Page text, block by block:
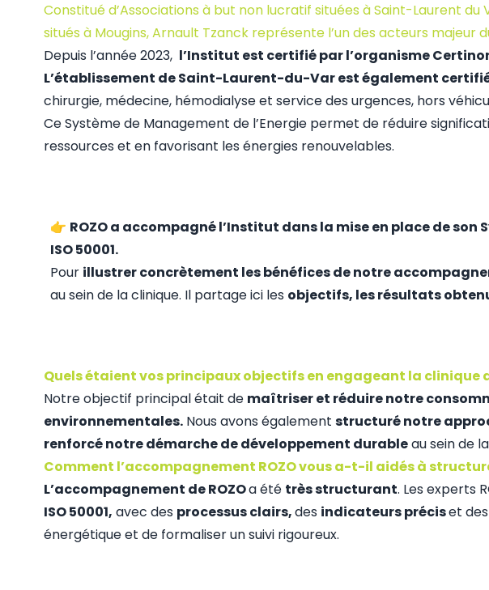
Constitué d’Associations à but non lucratif situées à Saint-Laurent
situés à Mougins, Arnault Tzanck représente l’un des acteurs majeur
Depuis l’année 2023, l’Institut est certifié par l’organisme
L’établissement de Saint-Laurent-du-Var est également certifié
chirurgie, médecine, hémodialyse et service des urgences, hors
Ce Système de Management de l’Energie permet de réduire
ressources et en favorisant les énergies renouvelables.
👉 ROZO a accompagné l’Institut dans la mise en place de
ISO 50001.
Pour illustrer concrètement les bénéfices de notre
au sein de la clinique. Il partage ici les objectifs, les résultats
Quels étaient vos principaux objectifs en engageant la clinique
Notre objectif principal était de maîtriser et réduire notre
environnementales. Nous avons également structuré notre
renforcé notre démarche de développement durableau sein de
Comment l’accompagnement ROZO vous a-t-il aidés à
L’accompagnement de ROZOa été très structurant. Les experts
ISO 50001, avec des processus clairs,des indicateurs préciset des
énergétique et de formaliser un suivi rigoureux.